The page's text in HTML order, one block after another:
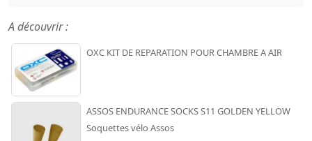
A découvrir :
OXC KIT DE REPARATION POUR CHAMBRE A AIR
ASSOS ENDURANCE SOCKS S11 GOLDEN YELLOW
Soquettes vélo Assos